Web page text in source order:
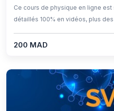
Ce cours de physique en ligne
détaillés 100% en vidéos, plus
d'apprendre à son propre rythme
200 MAD